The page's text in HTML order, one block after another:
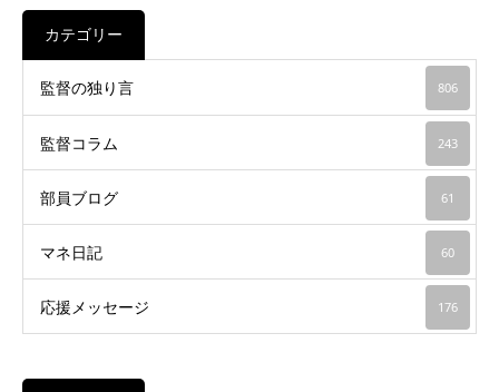
カテゴリー
監督の独り言 806
監督コラム 243
部員ブログ 61
マネ日記 60
応援メッセージ 176